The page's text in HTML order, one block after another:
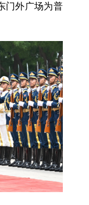
门外广场为普